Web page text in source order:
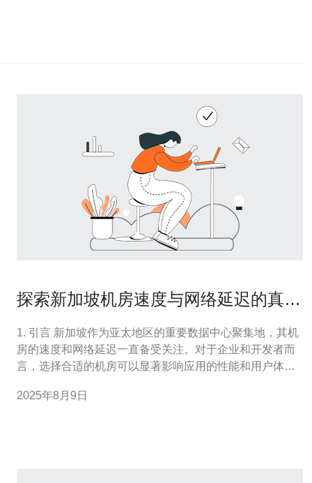
探索新加坡机房速度与网络延迟的真实
1. 引言 新加坡作为亚太地区的重要数据中心聚集地，其机
房的速度和网络延迟一直备受关注。对于企业和开发者而
言，选择合适的机房可以显著影响应用的性能和用户体
并提供详细的实际操作步骤，让您更好地理解如何进行相
2025年8月9日